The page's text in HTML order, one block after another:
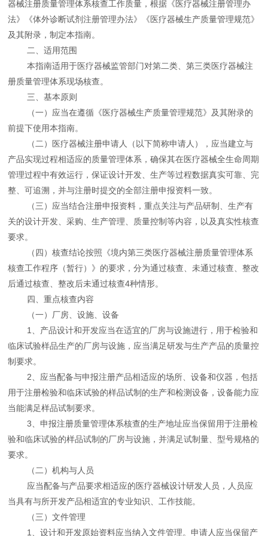
器械注册质量管理体系核查工作质量，根据《医疗器械注册管理办
法》《体外诊断试剂注册管理办法》《医疗器械生产质量管理规范》
及其附录，制定本指南。
二、适用范围
本指南适用于医疗器械监管部门对第二类、第三类医疗器械注
册质量管理体系现场核查。
三、基本原则
（一）应当在遵循《医疗器械生产质量管理规范》及其附录的
前提下使用本指南。
（二）医疗器械注册申请人（以下简称申请人），应当建立与
产品实现过程相适应的质量管理体系，确保其在医疗器械全生命周期
管理过程中有效运行，保证设计开发、生产等过程数据真实可靠、完
整、可追溯，并与注册时提交的全部注册申报资料一致。
（三）应当结合注册申报资料，重点关注与产品研制、生产有
关的设计开发、采购、生产管理、质量控制等内容，以及真实性核查
要求。
（四）核查结论按照《境内第三类医疗器械注册质量管理体系
核查工作程序（暂行）》的要求，分为通过核查、未通过核查、整改
后通过核查、整改后未通过核查4种情形。
四、重点核查内容
（一）厂房、设施、设备
1、产品设计和开发应当在适宜的厂房与设施进行，用于检验和
临床试验样品生产的厂房与设施，应当满足研发与生产产品的质量控
制要求。
2、应当配备与申报注册产品相适应的场所、设备和仪器，包括
用于注册检验和临床试验的样品试制的生产和检测设备，设备能力应
当能满足样品试制要求。
3、申报注册质量管理体系核查的生产地址应当保留用于注册检
验和临床试验的样品试制的厂房与设施，并满足试制量、型号规格的
要求。
（二）机构与人员
应当配备与产品要求相适应的医疗器械设计研发人员，人员应
当具有与所开发产品相适宜的专业知识、工作技能。
（三）文件管理
1、设计和开发原始资料应当纳入文件管理。申请人应当保留产